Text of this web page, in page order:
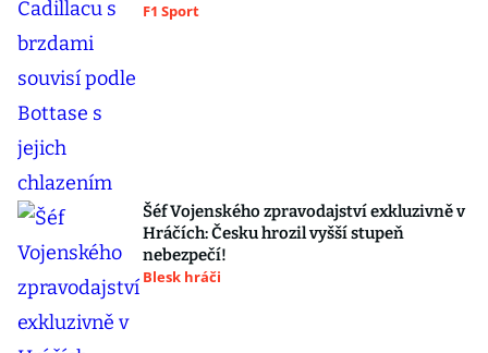
F1 Sport
Šéf Vojenského zpravodajství exkluzivně v
Hráčích: Česku hrozil vyšší stupeň
nebezpečí!
Blesk hráči